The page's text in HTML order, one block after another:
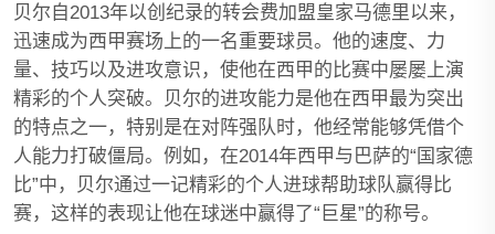
贝尔自2013年以创纪录的转会费加盟皇家马德里以来，
迅速成为西甲赛场上的一名重要球员。他的速度、力
量、技巧以及进攻意识，使他在西甲的比赛中屡屡上演
精彩的个人突破。贝尔的进攻能力是他在西甲最为突出
的特点之一，特别是在对阵强队时，他经常能够凭借个
人能力打破僵局。例如，在2014年西甲与巴萨的“国家德
比”中，贝尔通过一记精彩的个人进球帮助球队赢得比
赛，这样的表现让他在球迷中赢得了“巨星”的称号。